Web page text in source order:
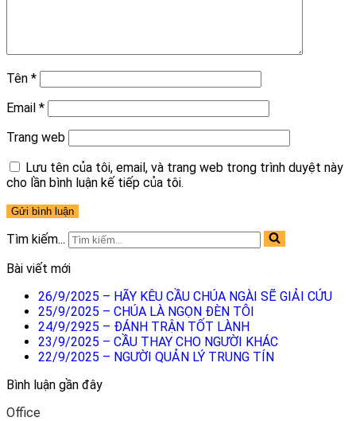
Tên *
Email *
Trang web
Lưu tên của tôi, email, và trang web trong trình duyệt này
cho lần bình luận kế tiếp của tôi.
Tìm kiếm...
Bài viết mới
26/9/2025 – HÃY KÊU CẦU CHÚA NGÀI SẼ GIẢI CỨU
25/9/2025 – CHÚA LÀ NGỌN ĐÈN TÔI
24/9/2925 – ĐÁNH TRẬN TỐT LÀNH
23/9/2025 – CẦU THAY CHO NGƯỜI KHÁC
22/9/2025 – NGƯỜI QUẢN LÝ TRUNG TÍN
Bình luận gần đây
Office